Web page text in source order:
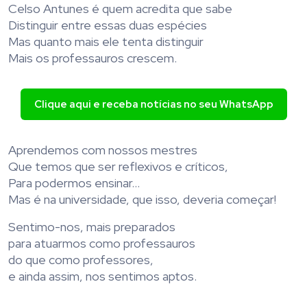
Celso Antunes é quem acredita que sabe
Distinguir entre essas duas espécies
Mas quanto mais ele tenta distinguir
Mais os professauros crescem.
Clique aqui e receba notícias no seu WhatsApp
Aprendemos com nossos mestres
Que temos que ser reflexivos e críticos,
Para podermos ensinar…
Mas é na universidade, que isso, deveria começar!
Sentimo-nos, mais preparados
para atuarmos como professauros
do que como professores,
e ainda assim, nos sentimos aptos.